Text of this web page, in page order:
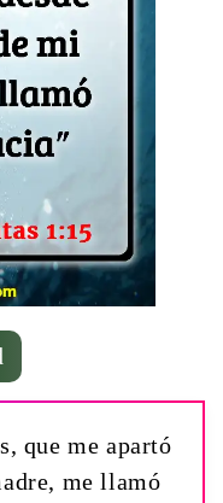
que me apartó
me llamó